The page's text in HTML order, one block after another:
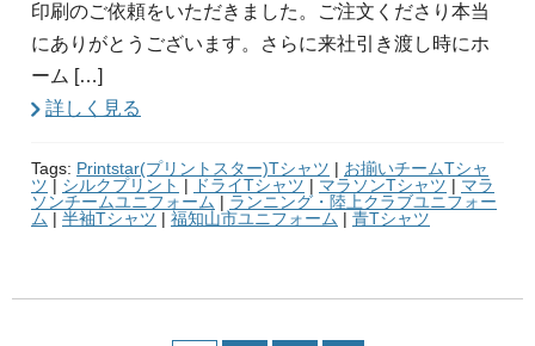
印刷のご依頼をいただきました。ご注文くださり本当
にありがとうございます。さらに来社引き渡し時にホ
ーム […]
詳しく見る
Tags: Printstar(プリントスター)Tシャツ | お揃いチームTシャ
ツ | シルクプリント | ドライTシャツ | マラソンTシャツ | マラ
ソンチームユニフォーム | ランニング・陸上クラブユニフォー
ム | 半袖Tシャツ | 福知山市ユニフォーム | 青Tシャツ